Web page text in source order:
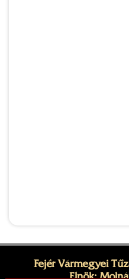
Fejér Vármegyei
Elnök: